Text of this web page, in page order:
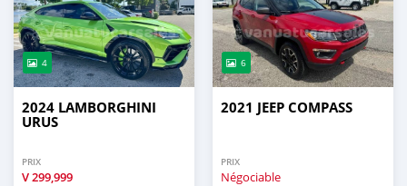
4
2024 LAMBORGHINI
URUS
PRIX
V299,999
6
2021 JEEP COMPASS
PRIX
Négociable